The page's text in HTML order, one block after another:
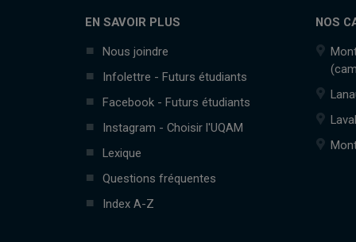
EN SAVOIR PLUS
Nous joindre
Infolettre - Futurs étudiants
Facebook - Futurs étudiants
Instagram - Choisir l'UQAM
Lexique
Questions fréquentes
Index A-Z
NOS
Laval